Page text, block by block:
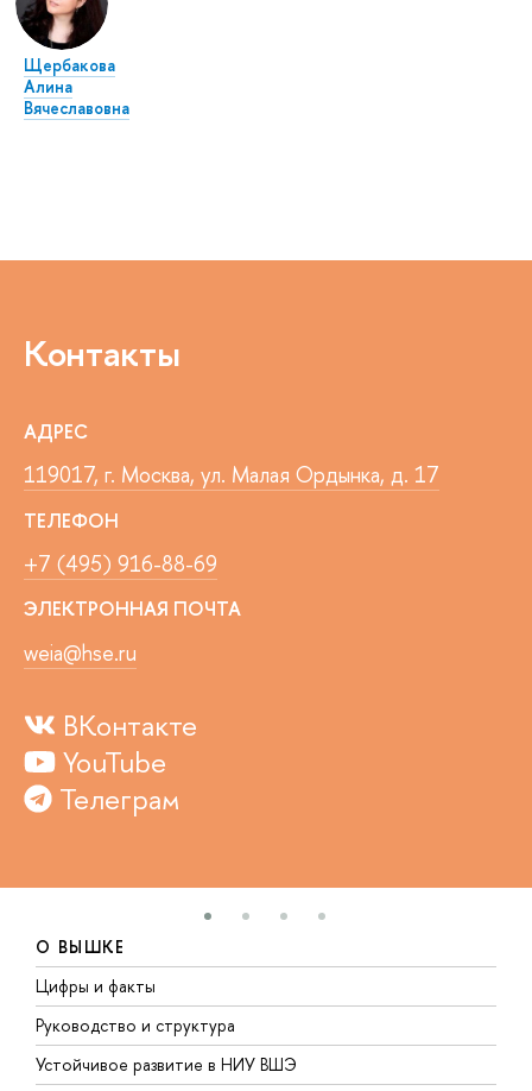
Щербакова
Алина
Вячеславовна
Контакты
АДРЕС
119017, г. Москва, ул. Малая Ордынка, д. 17
ТЕЛЕФОН
+7 (495) 916-88-69
ЭЛЕКТРОННАЯ ПОЧТА
weia@hse.ru
ВКонтакте
YouTube
Телеграм
О ВЫШКЕ
Цифры и факты
Руководство и структура
Устойчивое развитие в НИУ ВШЭ